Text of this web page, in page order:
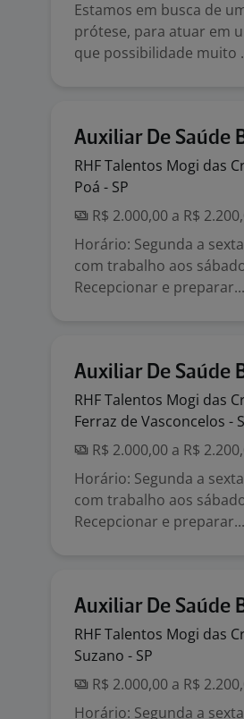
Estamos em busca de
prótese, para atuar em
que possibilidade muito
Auxiliar De Saúde
RHF Talentos Mogi das
Poá - SP
R$ 2.000,00 a R$
Horário: Segunda a
com trabalho aos
Recepcionar e preparar...
Auxiliar De Saúde
RHF Talentos Mogi das
Ferraz de Vasconcelos -
R$ 2.000,00 a R$
Horário: Segunda a
com trabalho aos
Recepcionar e preparar...
Auxiliar De Saúde
RHF Talentos Mogi das
Suzano - SP
R$ 2.000,00 a R$
Horário: Segunda a